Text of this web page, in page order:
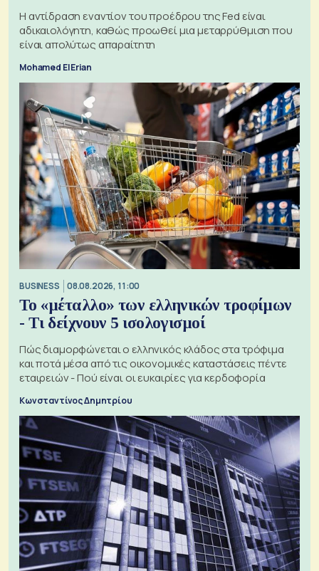
Η αντίδραση εναντίον του προέδρου της Fed είναι
αδικαιολόγητη, καθώς προωθεί μια μεταρρύθμιση που
είναι απολύτως απαραίτητη
Mohamed El Erian
BUSINESS 08.08.2026, 11:00
Το «μέταλλο» των ελληνικών τροφίμων
- Τι δείχνουν 5 ισολογισμοί
Πώς διαμορφώνεται ο ελληνικός κλάδος στα τρόφιμα
και ποτά μέσα από τις οικονομικές καταστάσεις πέντε
εταιρειών - Πού είναι οι ευκαιρίες για κερδοφορία
Κωνσταντίνος Δημητρίου